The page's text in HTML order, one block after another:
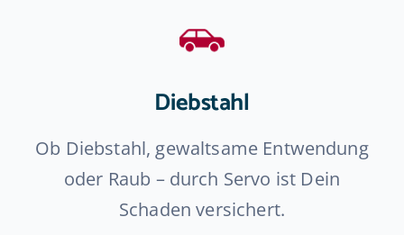
Diebstahl
Ob Diebstahl, gewaltsame Entwendung
oder Raub – durch Servo ist Dein
Schaden versichert.